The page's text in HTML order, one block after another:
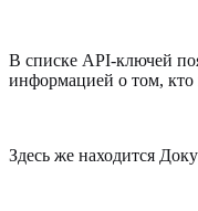
В списке API-ключей
информацией о том, кто
Здесь же находится